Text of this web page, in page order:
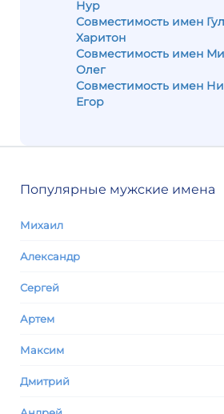
Нур
Совместимость имен
Харитон
Совместимость имен
Олег
Совместимость имен
Егор
Популярные мужские имена
Михаил
Александр
Сергей
Артем
Максим
Дмитрий